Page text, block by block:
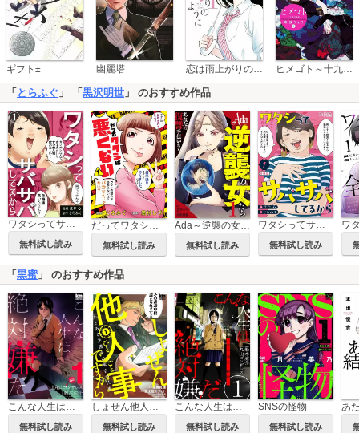
ギフト± 幽麗塔 恋は雨上がりのように ヒメゴト～十九歳の制服～
「 とらふぐ 」 「 黒沢明世 」 のおすすめ作品
ワタシってサバサバしてるから
無料試し読み
だってワタシは悪くない
無料試し読み
Ada～逆襲の女たち～
無料試し読み
ワタシってサバサバしてるから【合冊版】
無料試し読み
「 黒蜜」 のおすすめ作品
こんな人生は絶対嫌だ
無料試し読み
しょせん他人事ですから ～とある弁護士の本音の仕事～
無料試し読み
こんな人生は絶対嫌だ［ばら売り］［黒蜜］
無料試し読み
SNSの怪物
無料試し読み